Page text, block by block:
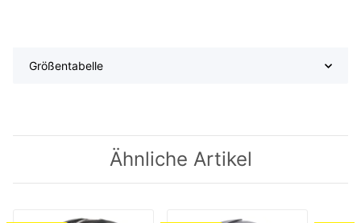
Größentabelle
Ähnliche Artikel